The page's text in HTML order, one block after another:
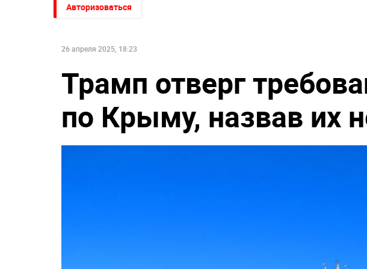
Авторизоваться
26 апреля 2025, 18:23
Трамп отверг
по Крыму, назвав их